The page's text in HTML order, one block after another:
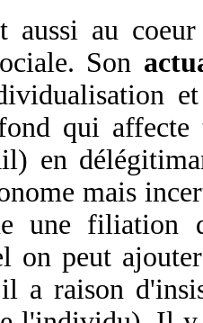
aussi au
Son
qui affecte
en
mais
une filiation
on peut
a raison